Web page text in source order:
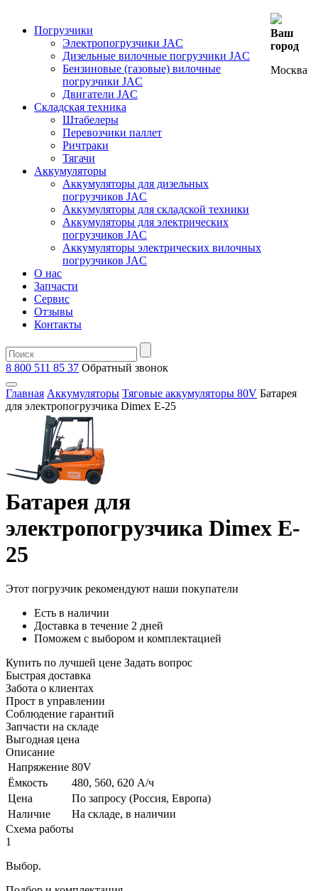
Погрузчики
Электропогрузчики JAC
Дизельные вилочные погрузчики JAC
Бензиновые (газовые) вилочные
погрузчики JAC
Двигатели JAC
Складская техника
Штабелеры
Перевозчики паллет
Ричтраки
Тягачи
Аккумуляторы
Аккумуляторы для дизельных
погрузчиков JAC
Аккумуляторы для складской техники
Аккумуляторы для электрических
погрузчиков JAC
Аккумуляторы электрических вилочных
погрузчиков JAC
О нас
Запчасти
Сервис
Отзывы
Контакты
Ваш
город
Москва
8 800 511 85 37 Oбратный звонок
Главная Аккумуляторы Тяговые аккумуляторы 80V Батарея
для электропогрузчика Dimex E-25
Батарея для
электропогрузчика Dimex E-
25
Этот погрузчик рекомендуют наши покупатели
Есть в наличии
Доставка в течение 2 дней
Поможем с выбором и комплектацией
Купить по лучшей цене Задать вопрос
Быстрая доставка
Забота о клиентах
Прост в управлении
Соблюдение гарантий
Запчасти на складе
Выгодная цена
Описание
Напряжение 80V
Ёмкость
480, 560, 620 А/ч
Цена
По запросу (Россия, Европа)
Наличие
На складе, в наличии
Схема работы
1
Выбор.